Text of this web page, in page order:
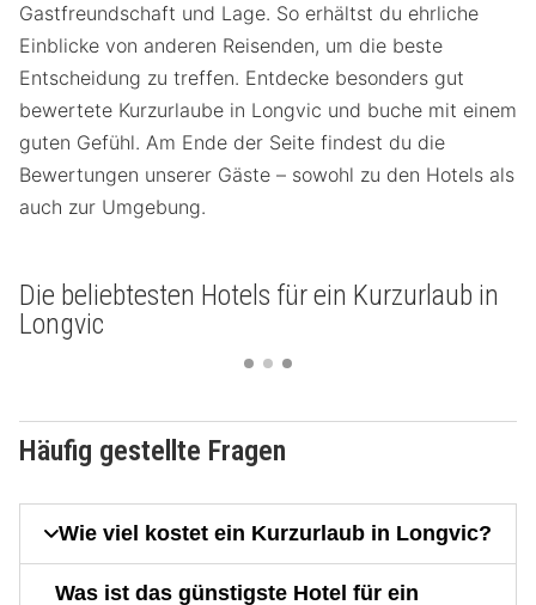
Gastfreundschaft und Lage. So erhältst du ehrliche
Einblicke von anderen Reisenden, um die beste
Entscheidung zu treffen. Entdecke besonders gut
bewertete Kurzurlaube in Longvic und buche mit einem
guten Gefühl. Am Ende der Seite findest du die
Bewertungen unserer Gäste – sowohl zu den Hotels als
auch zur Umgebung.
Die beliebtesten Hotels für ein Kurzurlaub in
Longvic
Häufig gestellte Fragen
Wie viel kostet ein Kurzurlaub in Longvic?
Was ist das günstigste Hotel für ein